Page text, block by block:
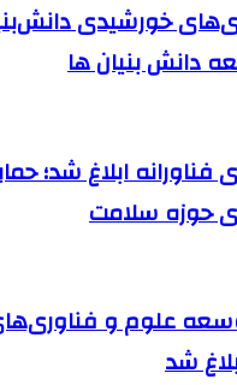
خورشیدی
دانش‌ بنیان ها
فناورانه ابلاغ شد؛
حوزه سلامت
علوم و
شد